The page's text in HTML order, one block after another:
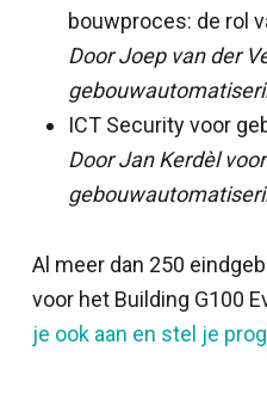
bouwproces: de rol
Door Joep van der
ICT Security voor
Door Jan Kerdèl
Al meer dan 250
voor het Building G100
je ook aan en stel je